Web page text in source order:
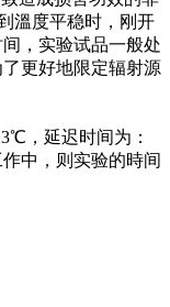
溫度平稳时，刚开
，实验试品一般处
更好地限定辐射源
，延迟时间为：
中，则实验的時间